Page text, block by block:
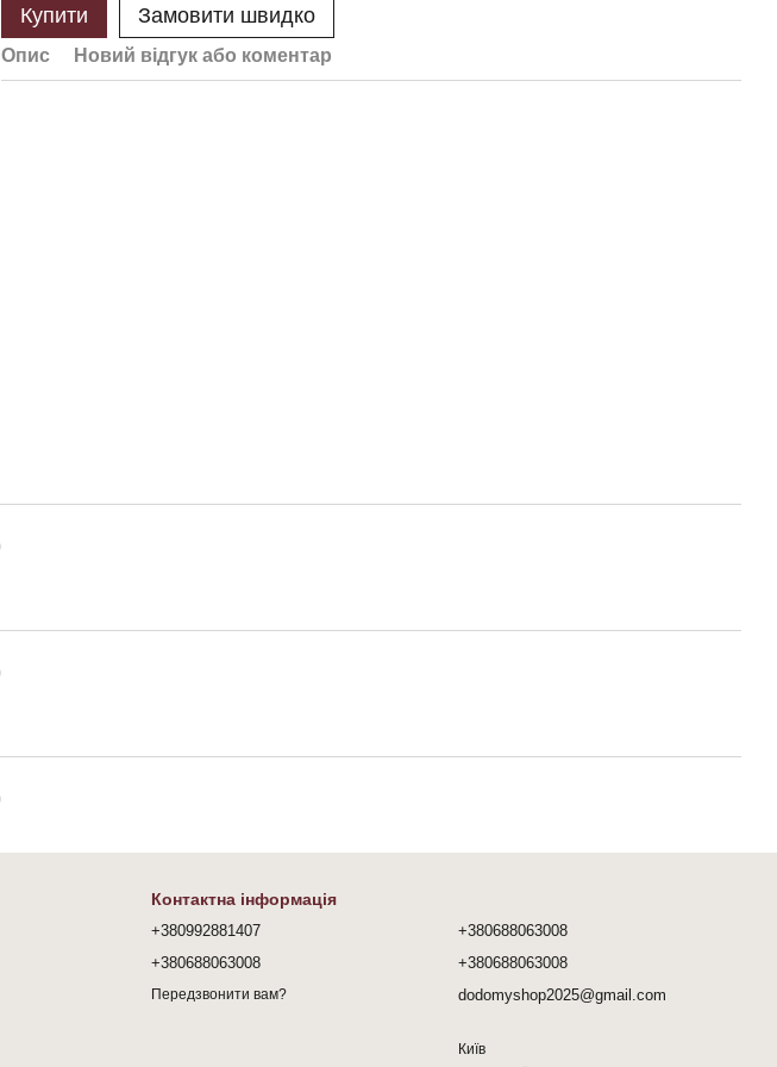
Купити Замовити швидко
Опис Новий відгук або коментар
Контактна інформація
+380992881407
+380688063008
Передзвонити вам?
+380688063008
+380688063008
dodomyshop2025@gmail.com
Київ